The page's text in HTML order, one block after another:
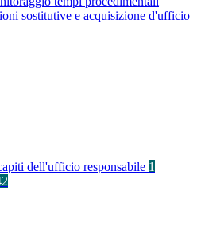
sostitutive e acquisizione d'ufficio
dell'ufficio responsabile 1